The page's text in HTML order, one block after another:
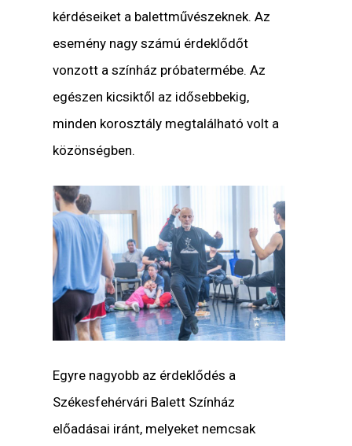
kérdéseiket a balettművészeknek. Az
esemény nagy számú érdeklődőt
vonzott a színház próbatermébe. Az
egészen kicsiktől az idősebbekig,
minden korosztály megtalálható volt a
közönségben.
Egyre nagyobb az érdeklődés a
Székesfehérvári Balett Színház
előadásai iránt, melyeket nemcsak